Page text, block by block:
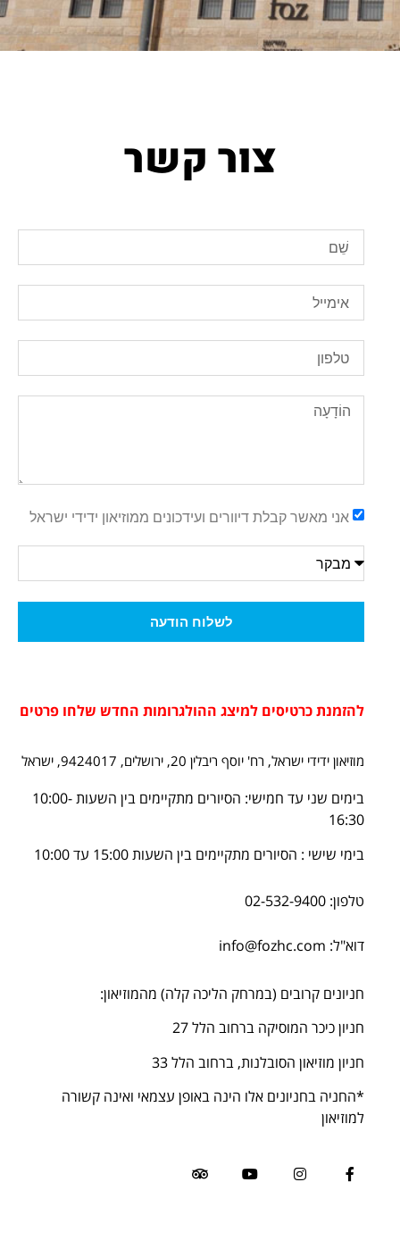
צור קשר
אני מאשר קבלת דיוורים ועידכונים ממוזיאון ידידי ישראל
לשלוח הודעה
להזמנת כרטיסים למיצג ההולגרומות החדש שלחו פרטים
מוזיאון ידידי ישראל, רח' יוסף ריבלין 20, ירושלים, 9424017, ישראל
בימים שני עד חמישי: הסיורים מתקיימים בין השעות 10:00-
16:30
בימי שישי : הסיורים מתקיימים בין השעות 15:00 עד 10:00
טלפון: 02-532-9400
דוא"ל: info@fozhc.com
חניונים קרובים (במרחק הליכה קלה) מהמוזיאון:
חניון כיכר המוסיקה ברחוב הלל 27
חניון מוזיאון הסובלנות, ברחוב הלל 33
*החניה בחניונים אלו הינה באופן עצמאי ואינה קשורה
למוזיאון